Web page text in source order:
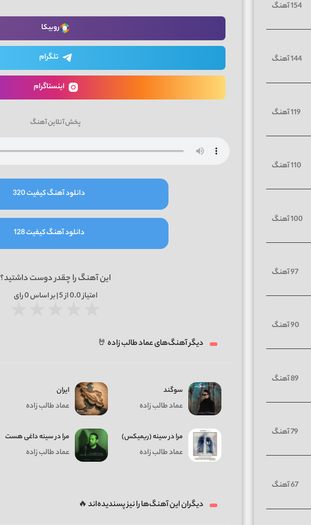
روبیکا
تلگرام
اینستاگرام
پخش آنلاین آهنگ
دانلود آهنگ کیفیت 320
دانلود آهنگ کیفیت 128
این آهنگ را چقدر دوست داشتید؟
امتیاز0.0از 5 | بر اساس 0رای
دیگر آهنگ‌های عماد طالب زاده 🤘
سوگند
عماد طالب زاده
ایران
عماد طالب زاده
مرا در سینه (ریمیکس)
عماد طالب زاده
مرا در سینه داغی هست
عماد طالب زاده
دیگران این آهنگ‌ها را نیز پسندیده‌اند 🔥
154 آهنگ
144 آهنگ
119 آهنگ
110 آهنگ
100 آهنگ
97 آهنگ
90 آهنگ
89 آهنگ
79 آهنگ
67 آهنگ